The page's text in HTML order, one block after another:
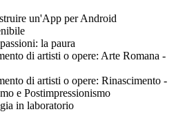
un'App per Android
la paura
di artisti o opere: Arte Romana -
di artisti o opere: Rinascimento -
e Postimpressionismo
in laboratorio